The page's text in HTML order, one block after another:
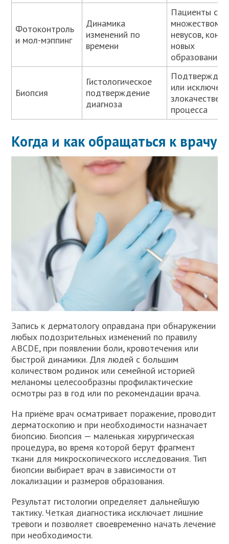
Фотоконтроль
и мол-мэппинг
Динамика
изменений по
времени
Пациенты с
множеством
невусов,
новых
образований
Биопсия
Гистологическое
подтверждение
диагноза
или
процесса
Когда и как обращаться к врачу
Запись к дерматологу оправдана при обнаружении
любых подозрительных изменений по правилу
ABCDE, при появлении боли, кровотечения или
быстрой динамики. Для людей с большим
количеством родинок или семейной историей
меланомы целесообразны профилактические
осмотры раз в год или по рекомендации врача.
На приёме врач осматривает поражение, проводит
дерматоскопию и при необходимости назначает
биопсию. Биопсия — маленькая хирургическая
процедура, во время которой берут фрагмент
ткани для микроскопического исследования. Тип
биопсии выбирает врач в зависимости от
локализации и размеров образования.
Результат гистологии определяет дальнейшую
тактику. Четкая диагностика исключает лишние
тревоги и позволяет своевременно начать лечение
при необходимости.